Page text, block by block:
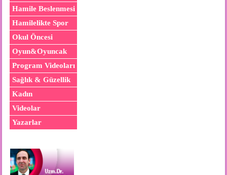
Hamile Beslenmesi
Hamilelikte Spor
Okul Öncesi
Oyun&Oyuncak
Program Videoları
Sağlık & Güzellik
Kadın
Videolar
Yazarlar